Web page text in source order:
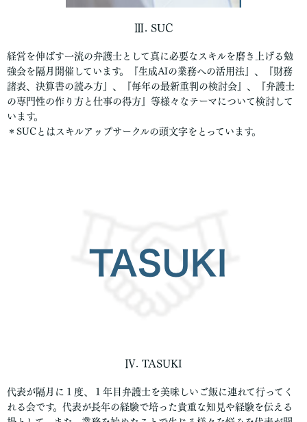
Ⅲ. SUC
経営を伸ばす一流の弁護士として真に必要なスキルを磨き上げる勉
強会を隔月開催しています。『生成AIの業務への活用法』、『財務
諸表、決算書の読み方』、『毎年の最新重判の検討会』、『弁護士
の専門性の作り方と仕事の得方』等様々なテーマについて検討して
います。
＊SUCとはスキルアップサークルの頭文字をとっています。
Ⅳ. TASUKI
代表が隔月に１度、１年目弁護士を美味しいご飯に連れて行ってく
れる会です。代表が長年の経験で培った貴重な知見や経験を伝える